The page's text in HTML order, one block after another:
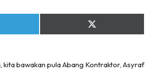
Share
on
kita bawakan pula Abang Kontraktor, Asyraf